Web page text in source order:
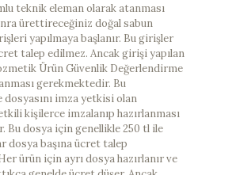
teknik eleman olarak atanması
ürettireceğiniz doğal sabun
yapılmaya başlanır. Bu girişler
talep edilmez. Ancak girişi yapılan
Ürün Güvenlik Değerlendirme
gerekmektedir. Bu
imza yetkisi olan
kişilerce imzalanıp hazırlanması
Bu dosya için genellikle 250 tl ile
dosya başına ücret talep
ürün için ayrı dosya hazırlanır ve